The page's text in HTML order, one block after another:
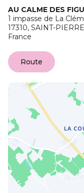
AU CALME DES
1 impasse de La
17310, SAINT-
France
Route